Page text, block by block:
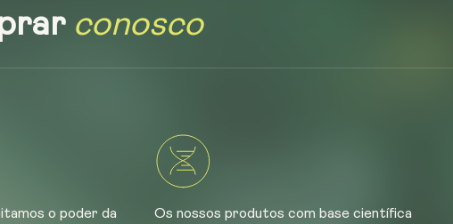
conosco
o poder da
Os nossos produtos com base científica